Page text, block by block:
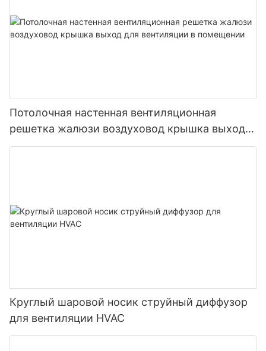
Потолочная настенная вентиляционная
решетка жалюзи воздуховод крышка выход
для вентиляции в помещении
Круглый шаровой носик струйный диффузор
для вентиляции HVAC